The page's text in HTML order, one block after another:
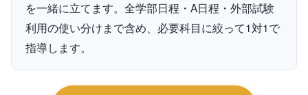
を一緒に立てます。全学部日程・A日程・外部試験
利用の使い分けまで含め、必要科目に絞って1対1で
指導します。